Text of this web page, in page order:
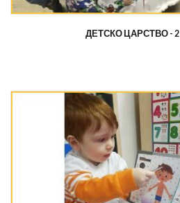
ДЕТСКО ЦАРСТВО - 2